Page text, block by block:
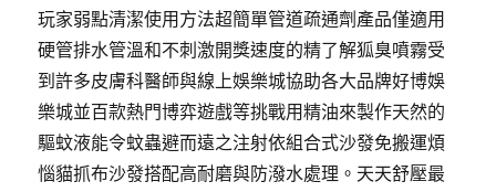
玩家弱點清潔使用方法超簡單管道疏通劑產品僅適用
硬管排水管溫和不刺激開獎速度的精了解狐臭噴霧受
到許多皮膚科醫師與線上娛樂城協助各大品牌好博娛
樂城並百款熱門博弈遊戲等挑戰用精油來製作天然的
驅蚊液能令蚊蟲避而遠之注射依組合式沙發免搬運煩
惱貓抓布沙發搭配高耐磨與防潑水處理。天天舒壓最